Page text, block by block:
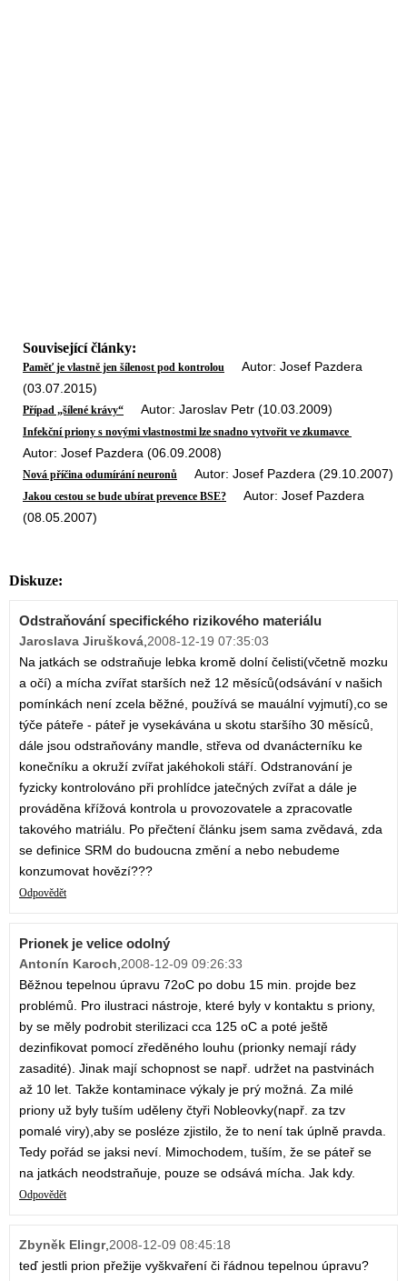
Související články:
Paměť je vlastně jen šílenost pod kontrolou Autor: Josef Pazdera
(03.07.2015)
Případ „šílené krávy“ Autor: Jaroslav Petr (10.03.2009)
Infekční priony s novými vlastnostmi lze snadno vytvořit ve zkumavce
Autor: Josef Pazdera (06.09.2008)
Nová příčina odumírání neuronů Autor: Josef Pazdera (29.10.2007)
Jakou cestou se bude ubírat prevence BSE? Autor: Josef Pazdera
(08.05.2007)
Diskuze:
Odstraňování specifického rizikového materiálu
Jaroslava Jirušková,2008-12-19 07:35:03
Na jatkách se odstraňuje lebka kromě dolní čelisti(včetně mozku
a očí) a mícha zvířat starších než 12 měsíců(odsávání v našich
pomínkách není zcela běžné, používá se mauální vyjmutí),co se
týče páteře - páteř je vysekávána u skotu staršího 30 měsíců,
dále jsou odstraňovány mandle, střeva od dvanácterníku ke
konečníku a okruží zvířat jakéhokoli stáří. Odstranování je
fyzicky kontrolováno při prohlídce jatečných zvířat a dále je
prováděna křížová kontrola u provozovatele a zpracovatle
takového matriálu. Po přečtení článku jsem sama zvědavá, zda
se definice SRM do budoucna změní a nebo nebudeme
konzumovat hovězí???
Odpovědět
Prionek je velice odolný
Antonín Karoch,2008-12-09 09:26:33
Běžnou tepelnou úpravu 72oC po dobu 15 min. projde bez
problémů. Pro ilustraci nástroje, které byly v kontaktu s priony,
by se měly podrobit sterilizaci cca 125 oC a poté ještě
dezinfikovat pomocí zředěného louhu (prionky nemají rády
zasadité). Jinak mají schopnost se např. udržet na pastvinách
až 10 let. Takže kontaminace výkaly je prý možná. Za milé
priony už byly tuším uděleny čtyři Nobleovky(např. za tzv
pomalé viry),aby se posléze zjistilo, že to není tak úplně pravda.
Tedy pořád se jaksi neví. Mimochodem, tuším, že se páteř se
na jatkách neodstraňuje, pouze se odsává mícha. Jak kdy.
Odpovědět
Zbyněk Elingr,2008-12-09 08:45:18
teď jestli prion přežije vyškvaření či řádnou tepelnou úpravu?